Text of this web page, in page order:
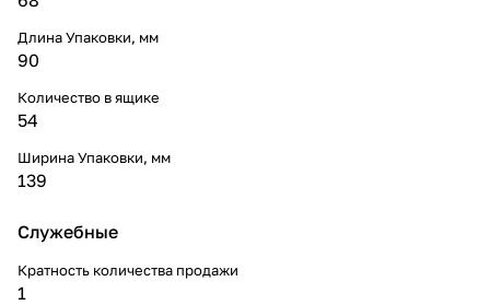
Длина Упаковки, мм
90
Количество в ящике
54
Ширина Упаковки, мм
139
Служебные
Кратность количества продажи
1